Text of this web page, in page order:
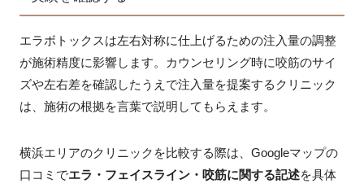
エラボトックスは左右対称に仕上げるための注入量の調整
が施術精度に影響します。カウンセリング時に咬筋のサイ
ズや左右差を確認したうえで注入量を提案するクリニック
は、施術の根拠を言葉で説明してもらえます。
横浜エリアのクリニックを比較する際は、Googleマップの
口コミでエラ・フェイスライン・咬筋に関する記述を具体